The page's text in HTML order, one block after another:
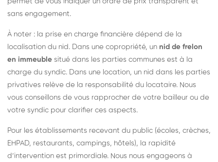
sans engagement.
À noter : la prise en charge financière dépend de la
localisation du nid. Dans une copropriété, un nid de frelon
en immeuble situé dans les parties communes est à la
charge du syndic. Dans une location, un nid dans les parties
privatives relève de la responsabilité du locataire. Nous
vous conseillons de vous rapprocher de votre bailleur ou de
votre syndic pour clarifier ces aspects.
Pour les établissements recevant du public (écoles, crèches,
EHPAD, restaurants, campings, hôtels), la rapidité
d’intervention est primordiale. Nous nous engageons à